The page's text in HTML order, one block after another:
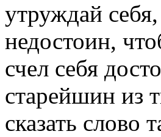
утруждай
недостоин,
счел себя
старейшин из
сказать слово